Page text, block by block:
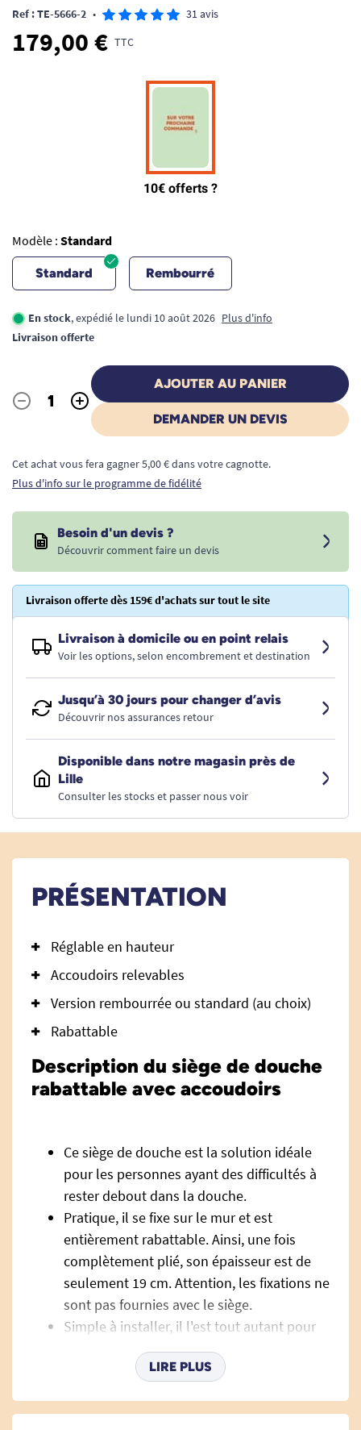
Ref : TE-5666-2 • 31 avis
179,00 € TTC
Modèle : Standard
Standard Rembourré
En stock, expédié le lundi 10 août 2026 Plus d'info
Livraison offerte
Quantité
- +
AJOUTER AU PANIER
DEMANDER UN DEVIS
Cet achat vous fera gagner 5,00 € dans votre cagnotte.
Plus d'info sur le programme de fidélité
Besoin d'un devis ?
Découvrir comment faire un devis
Livraison offerte dès 159€ d'achats sur tout le site
Livraison à domicile ou en point relais
Voir les options, selon encombrement et destination
Jusqu’à 30 jours pour changer d’avis
Découvrir nos assurances retour
Disponible dans notre magasin près de
Lille
Consulter les stocks et passer nous voir
PRÉSENTATION
Réglable en hauteur
Accoudoirs relevables
Version rembourrée ou standard (au choix)
Rabattable
Description du siège de douche
rabattable avec accoudoirs
Ce siège de douche est la solution idéale
pour les personnes ayant des difficultés à
rester debout dans la douche.
Pratique, il se fixe sur le mur et est
entièrement rabattable. Ainsi, une fois
complètement plié, son épaisseur est de
seulement 19 cm. Attention, les fixations ne
sont pas fournies avec le siège.
Simple à installer, il l'est tout autant pour
l'entretien et le nettoyage.
Sa structure en aluminium antirouille lui
l'humidité.
LIRE PLUS